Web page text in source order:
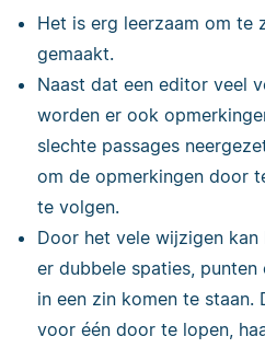
Het is erg leerzaam om te
gemaakt.
Naast dat een editor veel
worden er ook
slechte passages
om de opmerkingen door
te volgen.
Door het vele wijzigen
er dubbele spaties,
in een zin komen te staan.
voor één door te lopen,